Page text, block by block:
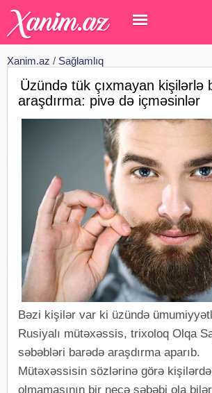
Xanim.az / Sağlamlıq
Üzündə tük çıxmayan kişilərlə
araşdırma: pivə də içməsinlər
Bəzi kişilər var ki üzündə
Rusiyalı mütəxəssis, trixoloq Olqa
səbəbləri barədə araşdırma aparıb.
Mütəxəssisin sözlərinə görə
olmamasının bir neçə səbəbi ola